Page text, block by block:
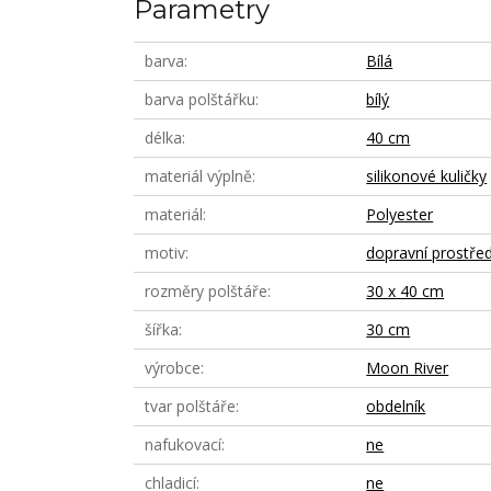
Parametry
barva
Bílá
barva polštářku
bílý
délka
40 cm
materiál výplně
silikonové kuličky
materiál
Polyester
motiv
dopravní
rozměry polštáře
30 x 40 cm
šířka
30 cm
výrobce
Moon River
tvar polštáře
obdelník
nafukovací
ne
chladicí
ne